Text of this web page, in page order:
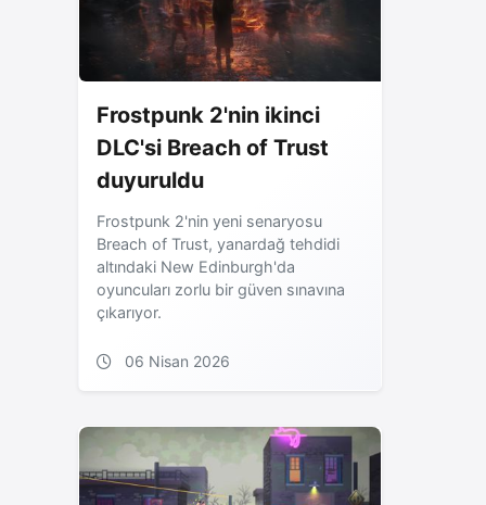
Frostpunk 2'nin ikinci
DLC'si Breach of Trust
duyuruldu
Frostpunk 2'nin yeni senaryosu
Breach of Trust, yanardağ tehdidi
altındaki New Edinburgh'da
oyuncuları zorlu bir güven sınavına
çıkarıyor.
06 Nisan 2026